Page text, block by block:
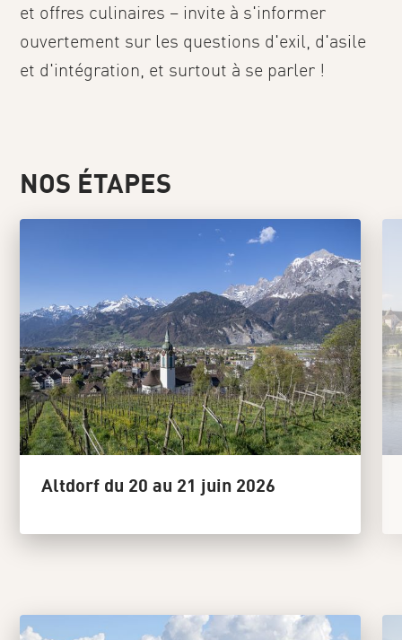
et offres culinaires – invite à s'informer
ouvertement sur les questions d'exil, d'asile
et d'intégration, et surtout à se parler !
NOS ÉTAPES
Altdorf du 20 au 21 juin 2026